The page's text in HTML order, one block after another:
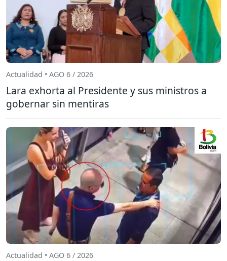
Actualidad • AGO 6 / 2026
Lara exhorta al Presidente y sus ministros a
gobernar sin mentiras
Actualidad • AGO 6 / 2026